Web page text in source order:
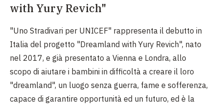
with Yury Revich"
"Uno Stradivari per UNICEF" rappresenta il debutto in
Italia del progetto "Dreamland with Yury Revich", nato
nel 2017, e già presentato a Vienna e Londra, allo
scopo di aiutare i bambini in difficoltà a creare il loro
"dreamland", un luogo senza guerra, fame e sofferenza,
capace di garantire opportunità ed un futuro, ed è la